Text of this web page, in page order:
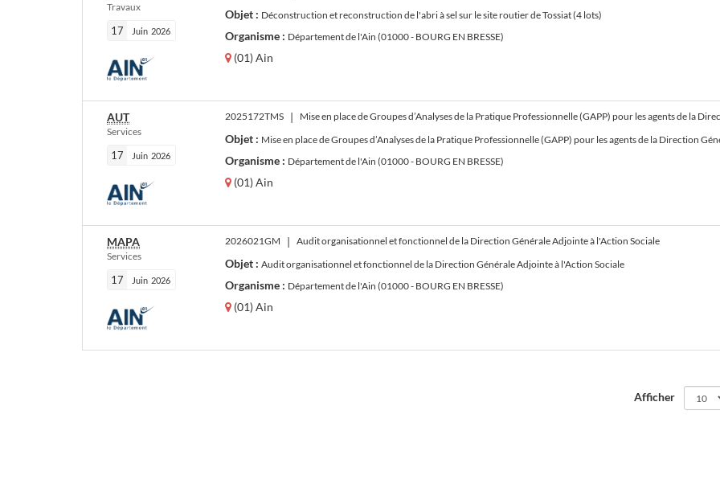
Travaux
17 Juin 2026
Objet : Déconstruction et reconstruction de l'abri à sel sur le site routier de Tossiat (4 lots)
Organisme : Département de l'Ain (01000 - BOURG EN BRESSE)
(01) Ain
AUT
Services
17 Juin 2026
2025172TMS |
Objet : Mise en place de Groupes d’Analyses de la Pratique Professionnelle (GAPP) pour les agents de la Direction Générale Adjointe de la Solidarité du Département de l’Ain - Agents accueillant du public de la Direction de
Organisme : Département de l'Ain (01000 - BOURG EN BRESSE)
(01) Ain
MAPA
Services
17 Juin 2026
2026021GM | Audit organisationnel et fonctionnel de la Direction Générale Adjointe à l'Action Sociale
Objet : Audit organisationnel et fonctionnel de la Direction Générale Adjointe à l'Action Sociale
Organisme : Département de l'Ain (01000 - BOURG EN BRESSE)
(01) Ain
Afficher